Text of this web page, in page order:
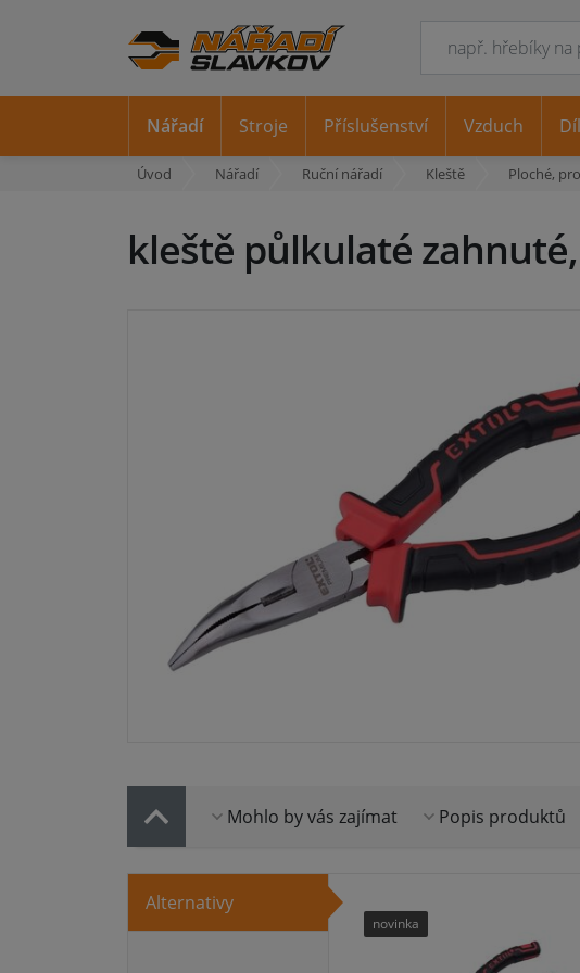
Úvod Nářadí Ruční nářadí Kleště Ploché,
kleště půlkulaté
Mohlo by vás zajímat Popis produktů
Alternativy
novinka
Nářadí Stroje Příslušenství Vzduch